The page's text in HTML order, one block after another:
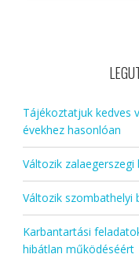
Tájékoztatjuk kedves
évekhez hasonlóan
Változik
Változik szombathelyi
Karbantartási
hibátlan működéséért